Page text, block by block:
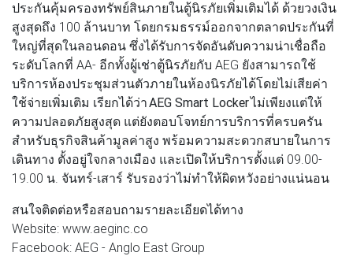
ประกันคุ้มครองทรัพย์สินภายในตู้นิรภัยเพิ่มเติมได้ ด้วยวงเงิน
สูงสุดถึง 100 ล้านบาท โดยกรมธรรม์ออกจากตลาดประกันที่
ใหญ่ที่สุดในลอนดอน ซึ่งได้รับการจัดอันดับความน่าเชื่อถือ
ระดับโลกที่ AA- อีกทั้งผู้เช่าตู้นิรภัยกับ AEG ยังสามารถใช้
บริการห้องประชุมส่วนตัวภายในห้องนิรภัยได้โดยไม่เสียค่า
ใช้จ่ายเพิ่มเติม เรียกได้ว่าAEG Smart Lockerไม่เพียงแต่ให้
ความปลอดภัยสูงสุด แต่ยังตอบโจทย์การบริการที่ครบครัน
สำหรับธุรกิจสินค้ามูลค่าสูง พร้อมความสะดวกสบายในการ
เดินทาง ตั้งอยู่ใจกลางเมือง และเปิดให้บริการตั้งแต่ 09.00-
19.00 น. จันทร์-เสาร์ รับรองว่าไม่ทำให้ผิดหวังอย่างแน่นอน
สนใจติดต่อหรือสอบถามรายละเอียดได้ทาง
Website: www.aeginc.co
Facebook: AEG - Anglo East Group